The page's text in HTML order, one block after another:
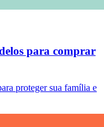
para comprar
proteger sua família e